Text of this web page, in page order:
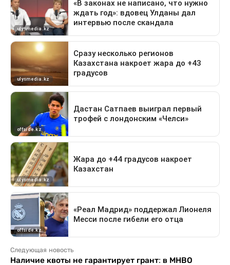
Следующая новость
Наличие квоты не гарантирует грант: в МНВО